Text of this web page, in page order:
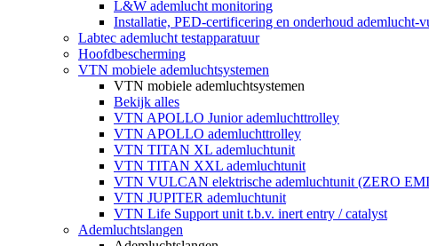
L&W ademlucht monitoring
Installatie, PED-certificering en onderhoud ademlucht-
Labtec ademlucht testapparatuur
Hoofdbescherming
VTN mobiele ademluchtsystemen
VTN mobiele ademluchtsystemen
Bekijk alles
VTN APOLLO Junior ademluchttrolley
VTN APOLLO ademluchttrolley
VTN TITAN XL ademluchtunit
VTN TITAN XXL ademluchtunit
VTN VULCAN elektrische ademluchtunit (ZERO
VTN JUPITER ademluchtunit
VTN Life Support unit t.b.v. inert entry / catalyst
Ademluchtslangen